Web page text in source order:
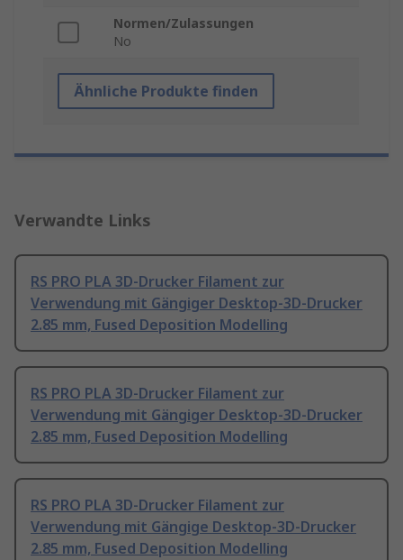
Normen/Zulassungen
No
Ähnliche Produkte finden
Verwandte Links
RS PRO PLA 3D-Drucker Filament zur
Verwendung mit Gängiger Desktop-3D-Drucker
2.85 mm, Fused Deposition Modelling
RS PRO PLA 3D-Drucker Filament zur
Verwendung mit Gängiger Desktop-3D-Drucker
2.85 mm, Fused Deposition Modelling
RS PRO PLA 3D-Drucker Filament zur
Verwendung mit Gängige Desktop-3D-Drucker
2.85 mm, Fused Deposition Modelling